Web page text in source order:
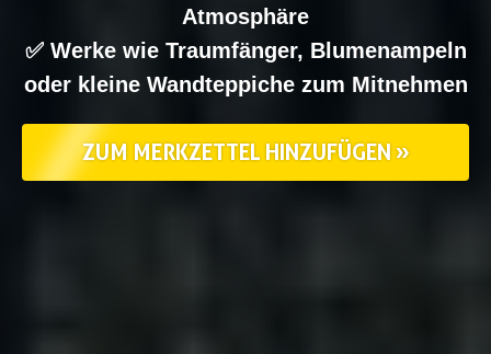
Atmosphäre
✅ Werke wie Traumfänger, Blumenampeln
oder kleine Wandteppiche zum Mitnehmen
ZUM MERKZETTEL HINZUFÜGEN »